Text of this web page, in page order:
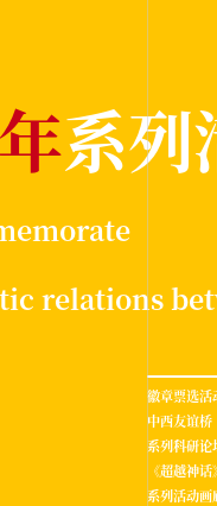
系列
relations
徽章票选活
中西友谊桥
系列科研论
《超越神
系列活动画